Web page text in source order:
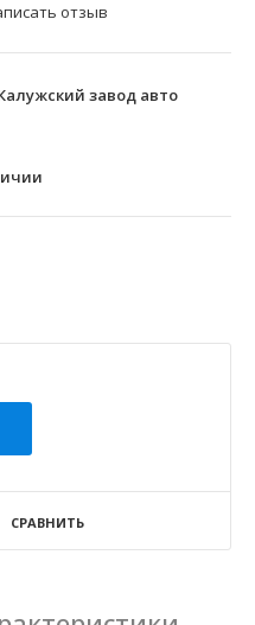
отзыв
завод авто
СРАВНИТЬ